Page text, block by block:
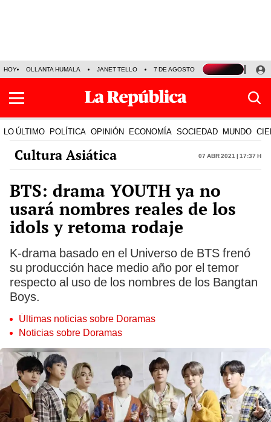
HOY OLLANTA HUMALA JANET TELLO 7 DE AGOSTO TINKA RESULTADOS
LO ÚLTIMO POLÍTICA OPINIÓN ECONOMÍA SOCIEDAD MUNDO
Cultura Asiática 07 Abr 2021 | 17:37 h
BTS: drama YOUTH ya no
usará nombres reales de los
idols y retoma rodaje
K-drama basado en el Universo de BTS frenó
su producción hace medio año por el temor
respecto al uso de los nombres de los Bangtan
Boys.
Últimas noticias sobre Doramas
Noticias sobre Doramas